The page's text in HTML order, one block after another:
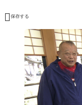
 保存する